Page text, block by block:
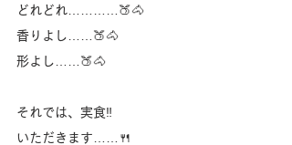
どれどれ…………🍑🐴
香りよし……🍑🐴
形よし……🍑🐴
それでは、実食‼️
いただきます……🍴